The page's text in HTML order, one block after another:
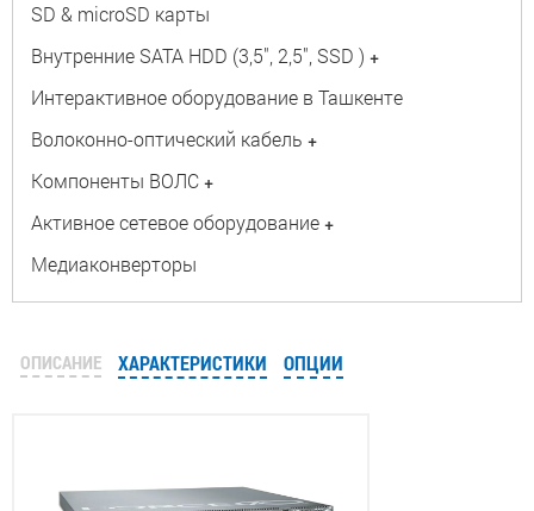
SD & microSD карты
Внутренние SATA HDD (3,5", 2,5", SSD ) +
Интерактивное оборудование в Ташкенте
Волоконно-оптический кабель +
Компоненты ВОЛС +
Активное сетевое оборудование +
Медиаконверторы
ОПИСАНИЕ ХАРАКТЕРИСТИКИ ОПЦИИ